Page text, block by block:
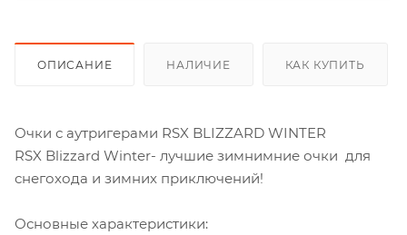
ОПИСАНИЕ НАЛИЧИЕ КАК КУПИТЬ
Очки с аутригерами RSX BLIZZARD WINTER
RSX Blizzard Winter- лучшие зимнимние очки для
снегохода и зимних приключений!
Основные характеристики: